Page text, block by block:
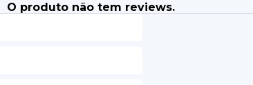
O produto não tem reviews.